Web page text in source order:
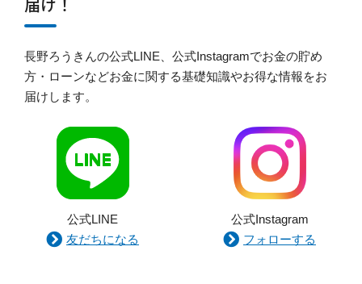
届け！
長野ろうきんの公式LINE、公式Instagramでお金の貯め
方・ローンなどお金に関する基礎知識やお得な情報をお
届けします。
公式LINE
友だちになる
公式Instagram
フォローする